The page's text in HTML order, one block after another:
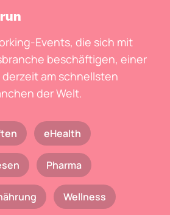
Events, die sich mit
beschäftigen, einer
am schnellsten
der Welt.
eHealth
Pharma
Wellness